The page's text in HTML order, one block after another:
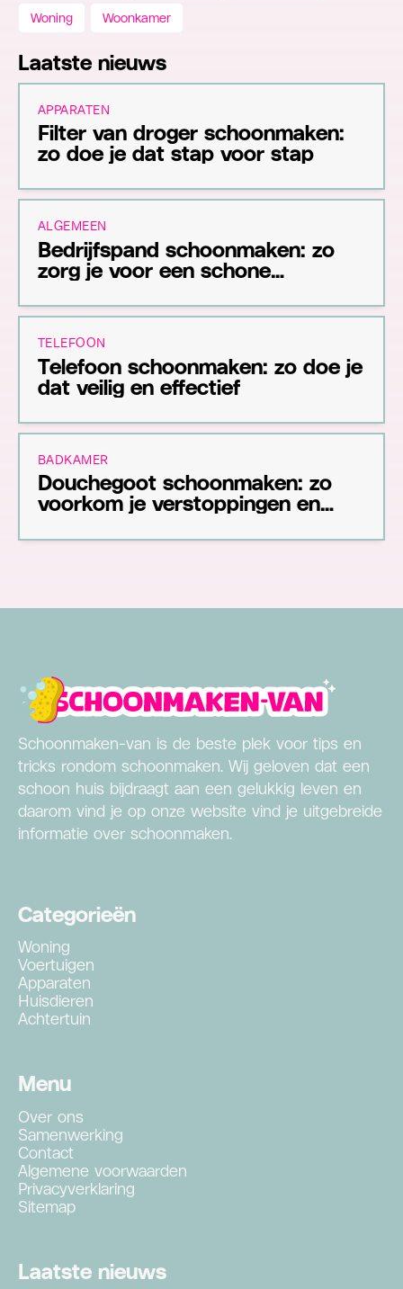
Woning Woonkamer
Laatste nieuws
APPARATEN
Filter van droger schoonmaken:
zo doe je dat stap voor stap
ALGEMEEN
Bedrijfspand schoonmaken: zo
zorg je voor een schone
TELEFOON
Telefoon schoonmaken: zo doe je
dat veilig en effectief
BADKAMER
Douchegoot schoonmaken: zo
voorkom je verstoppingen en
Schoonmaken-van is de beste plek voor tips en
tricks rondom schoonmaken. Wij geloven dat een
schoon huis bijdraagt aan een gelukkig leven en
daarom vind je op onze website vind je uitgebreide
informatie over schoonmaken.
Categorieën
Woning
Voertuigen
Apparaten
Huisdieren
Achtertuin
Menu
Over ons
Samenwerking
Contact
Algemene voorwaarden
Privacyverklaring
Sitemap
Laatste nieuws